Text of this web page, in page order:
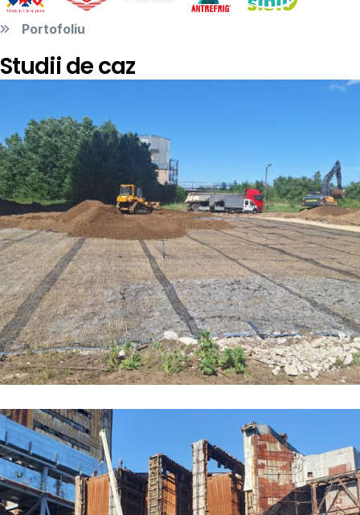
Portofoliu
Studii de caz